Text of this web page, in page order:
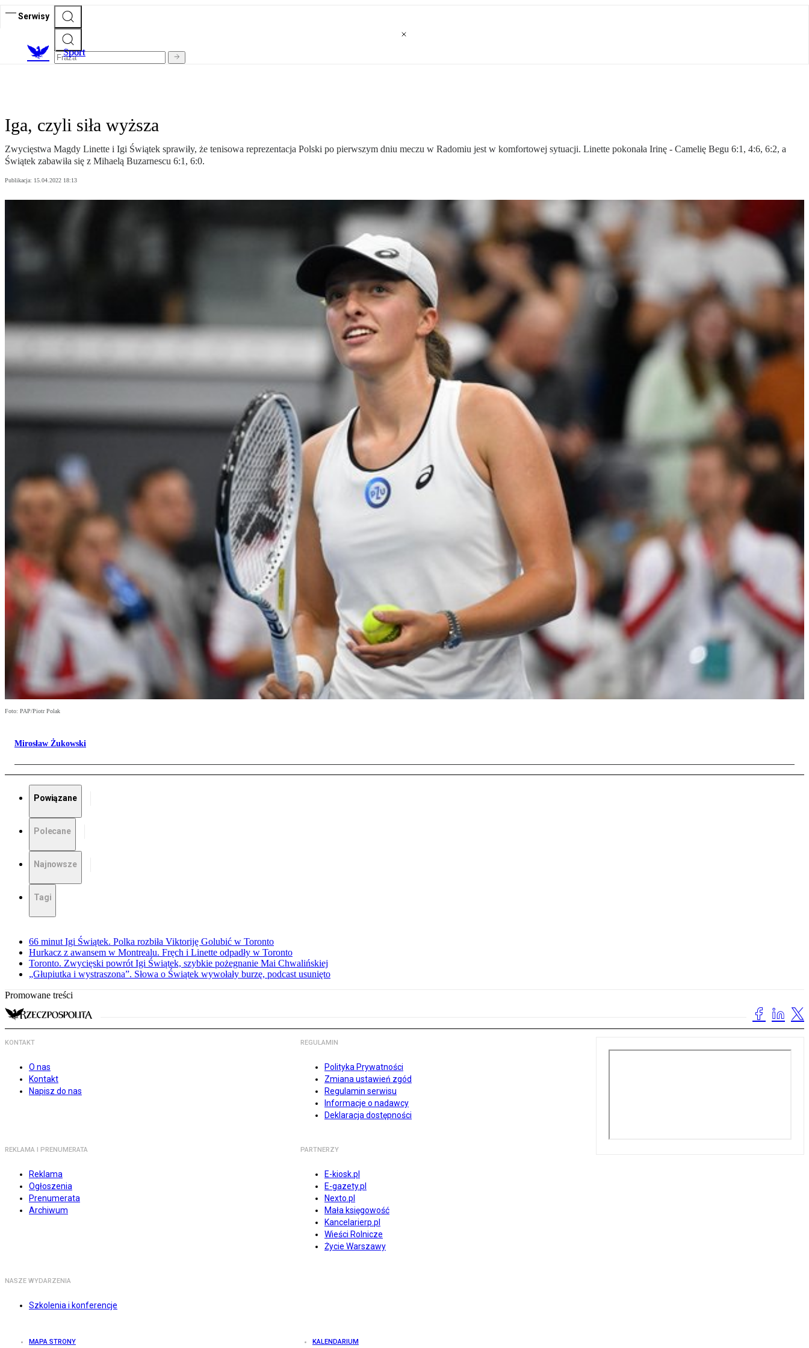
Serwisy
Sport
Iga, czyli siła wyższa
Zwycięstwa Magdy Linette i Igi Świątek sprawiły, że tenisowa reprezentacja Polski po pierwszym dniu meczu w Radomiu jest w komfortowej sytuacji. Linette pokonała Irinę - Camelię Begu 6:1, 4:6, 6:2, a
Świątek zabawiła się z Mihaelą Buzarnescu 6:1, 6:0.
Publikacja: 15.04.2022 18:13
Foto: PAP/Piotr Polak
Mirosław Żukowski
Powiązane
Polecane
Najnowsze
Tagi
66 minut Igi Świątek. Polka rozbiła Viktoriję Golubić w Toronto
Hurkacz z awansem w Montrealu. Fręch i Linette odpadły w Toronto
Toronto. Zwycięski powrót Igi Świątek, szybkie pożegnanie Mai Chwalińskiej
„Głupiutka i wystraszona”. Słowa o Świątek wywołały burzę, podcast usunięto
Promowane treści
KONTAKT
O nas
Kontakt
Napisz do nas
REGULAMIN
Polityka Prywatności
Zmiana ustawień zgód
Regulamin serwisu
Informacje o nadawcy
Deklaracja dostępności
REKLAMA I PRENUMERATA
Reklama
Ogłoszenia
Prenumerata
Archiwum
PARTNERZY
E-kiosk.pl
E-gazety.pl
Nexto.pl
Mała księgowość
Kancelarierp.pl
Wieści Rolnicze
Życie Warszawy
NASZE WYDARZENIA
Szkolenia i konferencje
MAPA STRONY KALENDARIUM